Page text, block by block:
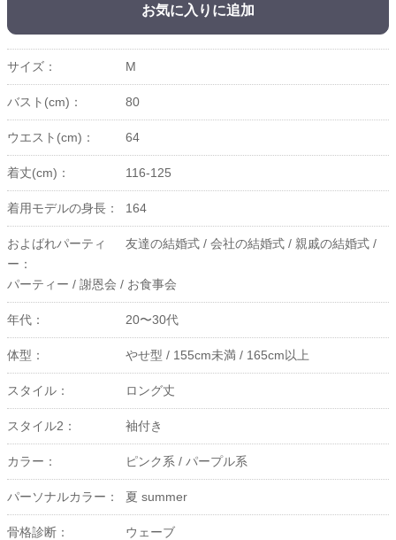
お気に入りに追加
サイズ： M
バスト(cm)： 80
ウエスト(cm)： 64
着丈(cm)： 116-125
着用モデルの身長： 164
およばれパーティ
ー：
友達の結婚式 / 会社の結婚式 / 親戚の結婚式 /
パーティー / 謝恩会 / お食事会
年代： 20〜30代
体型： やせ型 / 155cm未満 / 165cm以上
スタイル： ロング丈
スタイル2： 袖付き
カラー： ピンク系 / パープル系
パーソナルカラー： 夏 summer
骨格診断： ウェーブ